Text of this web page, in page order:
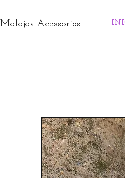
Malajas Accesorios